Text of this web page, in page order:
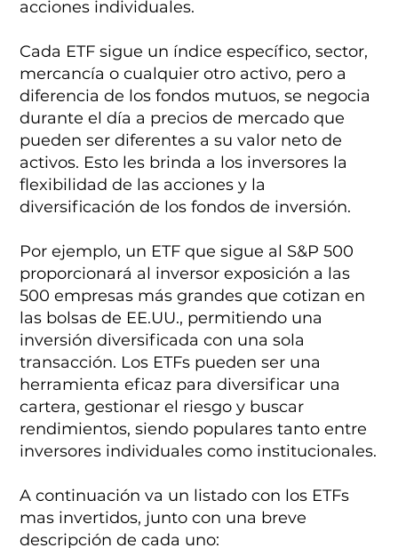
acciones individuales.
Cada ETF sigue un índice específico, sector,
mercancía o cualquier otro activo, pero a
diferencia de los fondos mutuos, se negocia
durante el día a precios de mercado que
pueden ser diferentes a su valor neto de
activos. Esto les brinda a los inversores la
flexibilidad de las acciones y la
diversificación de los fondos de inversión.
Por ejemplo, un ETF que sigue al S&P 500
proporcionará al inversor exposición a las
500 empresas más grandes que cotizan en
las bolsas de EE.UU., permitiendo una
inversión diversificada con una sola
transacción. Los ETFs pueden ser una
herramienta eficaz para diversificar una
cartera, gestionar el riesgo y buscar
rendimientos, siendo populares tanto entre
inversores individuales como institucionales.
A continuación va un listado con los ETFs
mas invertidos, junto con una breve
descripción de cada uno: